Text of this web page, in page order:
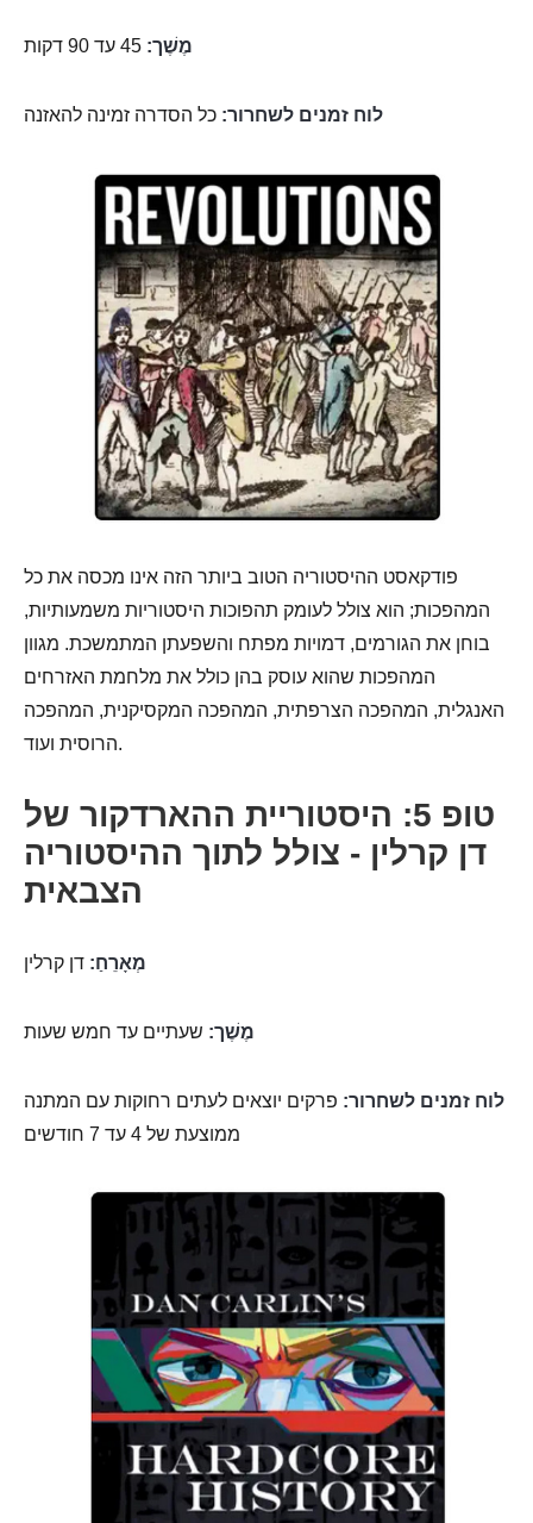
מֶשֶׁך:
לוח זמנים לשחרור: כל הסדרה זמינה להאזנה
פודקאסט ההיסטוריה הטוב ביותר הזה אינו מכסה את כל
המהפכות; הוא צולל לעומק תהפוכות היסטוריות משמעותיות,
בוחן את הגורמים, דמויות מפתח והשפעתן המתמשכת. מגוון
המהפכות שהוא עוסק בהן כולל את מלחמת האזרחים
האנגלית, המהפכה הצרפתית, המהפכה המקסיקנית, המהפכה
הרוסית ועוד.
טופ 5: היסטוריית ההארדקור של
דן קרלין - צולל לתוך ההיסטוריה
הצבאית
מְאָרֵחַ: דן קרלין
מֶשֶׁך: שעתיים עד חמש שעות
לוח זמנים לשחרור: פרקים יוצאים לעתים רחוקות עם המתנה
ממוצעת של 4 עד 7 חודשים